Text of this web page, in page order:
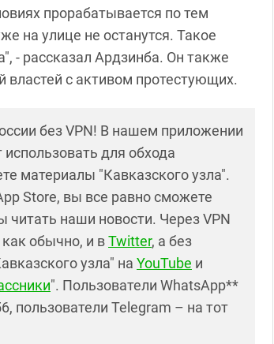
прорабатывается по тем
на улице не останутся. Такое
- рассказал Ардзинба. Он также
властей с активом протестующих.
без VPN! В нашем приложении
для обхода
материалы "Кавказского узла".
Store, вы все равно сможете
наши новости. Через VPN
обычно, и вTwitter, а без
узла" на YouTube и
". Пользователи WhatsApp**
пользователи Telegram – на тот